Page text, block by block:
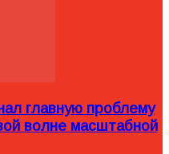
главную проблему
волне масштабной